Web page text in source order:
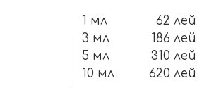
1 мл 62 лей
3 мл
186 лей
5 мл
310 лей
10 мл
620 лей